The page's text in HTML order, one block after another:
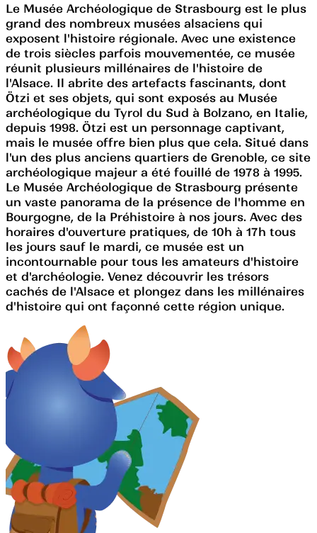
Le Musée Archéologique de Strasbourg est le plus
grand des nombreux musées alsaciens qui
exposent l'histoire régionale. Avec une existence
de trois siècles parfois mouvementée, ce musée
réunit plusieurs millénaires de l'histoire de
l'Alsace. Il abrite des artefacts fascinants, dont
Ötzi et ses objets, qui sont exposés au Musée
archéologique du Tyrol du Sud à Bolzano, en Italie,
depuis 1998. Ötzi est un personnage captivant,
mais le musée offre bien plus que cela. Situé dans
l'un des plus anciens quartiers de Grenoble, ce site
archéologique majeur a été fouillé de 1978 à 1995.
Le Musée Archéologique de Strasbourg présente
un vaste panorama de la présence de l'homme en
Bourgogne, de la Préhistoire à nos jours. Avec des
horaires d'ouverture pratiques, de 10h à 17h tous
les jours sauf le mardi, ce musée est un
incontournable pour tous les amateurs d'histoire
et d'archéologie. Venez découvrir les trésors
cachés de l'Alsace et plongez dans les millénaires
d'histoire qui ont façonné cette région unique.